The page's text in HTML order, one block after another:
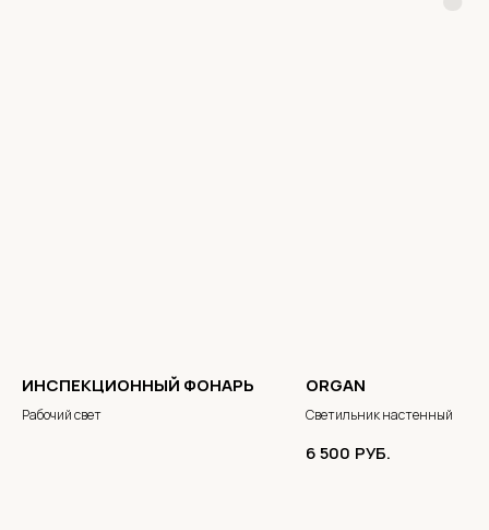
ИНСПЕКЦИОННЫЙ ФОНАРЬ
Рабочий свет
ORGAN
Светильник настенный
6 500 РУБ.